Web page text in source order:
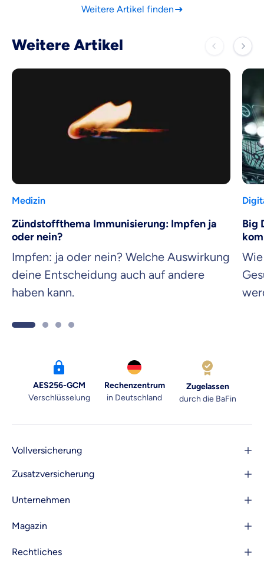
Weitere Artikel finden
Weitere Artikel
Medizin
Zündstoffthema Immunisierung: Impfen ja
oder nein?
Impfen: ja oder nein? Welche Auswirkung
deine Entscheidung auch auf andere
haben kann.
Big
AES256-GCM
Verschlüsselung
Rechenzentrum
in Deutschland
Zugelassen
durch die BaFin
Vollversicherung
Zusatzversicherung
Unternehmen
Magazin
Rechtliches